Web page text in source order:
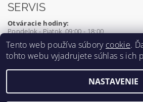
SERVIS
Otváracie hodiny:
Pondelok - Piatok 09:00 - 18:00
0905 539 927
2026 ©Kociky.sk, všetky práva
Tento web používa súbory cookie.
tohto webu vyjadrujete súhlas s ich
NASTAVENIE